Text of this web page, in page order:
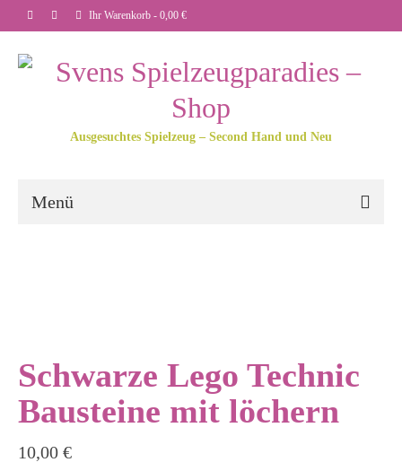
Ihr Warenkorb - 0,00 €
Ausgesuchtes Spielzeug – Second Hand und Neu
Menü
Schwarze Lego Technic
Bausteine mit löchern
10,00 €